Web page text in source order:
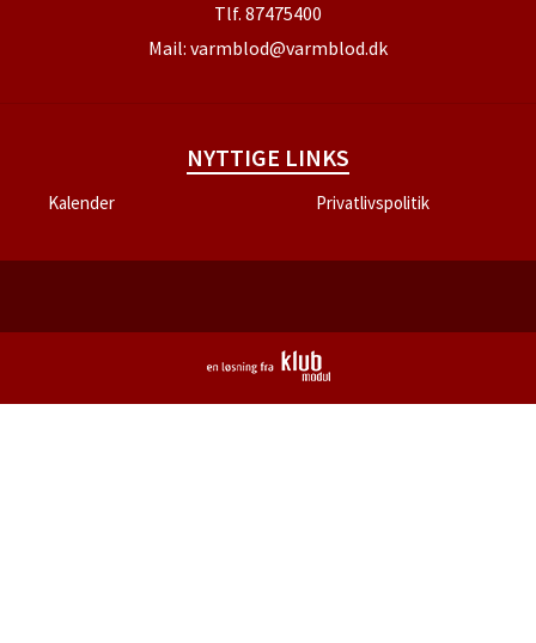
Tlf. 87475400
Mail: varmblod@varmblod.dk
NYTTIGE LINKS
Kalender Privatlivspolitik